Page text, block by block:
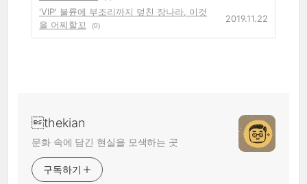
'VIP' 불륜에 부조리까지 덮친 장나라, 이것
을 어찌할꼬
(0)
2019.11.22
thekian
문화 속에 담긴 현실을 모색하는 곳
구독하기